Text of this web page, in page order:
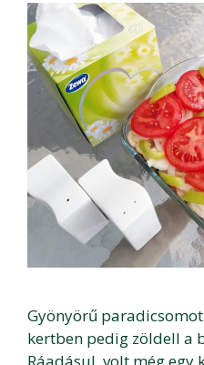
Gyönyörű
kertben pedig zöldell a
Ráadásul volt még egy